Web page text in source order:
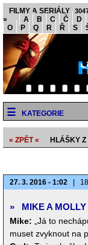
FILMY A SERIÁLY
» A B C Č D
O
P Q R Ř S
KATEGORIE
« ZPĚT « HLÁŠKY
27. 3. 2016 - 1:02
» MIKE A MOLLY
Mike:
„Já to
muset zvyknout na